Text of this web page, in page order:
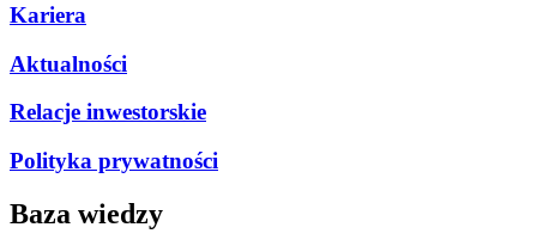
Kariera
Aktualności
Relacje inwestorskie
Polityka prywatności
Baza wiedzy